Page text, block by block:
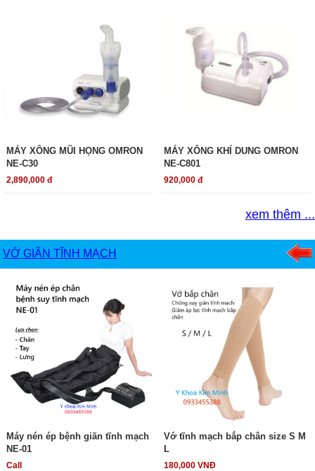
MÁY XÔNG MŨI HỌNG OMRON
NE-C30
2,890,000 đ
MÁY XÔNG KHÍ DUNG OMRON
NE-C801
920,000 đ
xem thêm ...
VỚ GIÃN TĨNH MẠCH
Máy nén ép bệnh giãn tĩnh mạch
NE-01
Call
Vớ tĩnh mạch bắp chân size S M
L
180,000 VNĐ